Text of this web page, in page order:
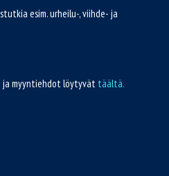
esim. urheilu-, viihde- ja
ja myyntiehdot löytyvät täältä.